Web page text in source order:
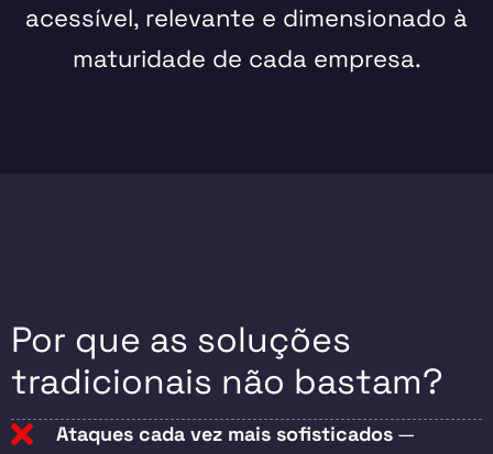
acessível, relevante e dimensionado à
maturidade de cada empresa.
Por que as soluções
tradicionais não bastam?
Ataques cada vez mais sofisticados —